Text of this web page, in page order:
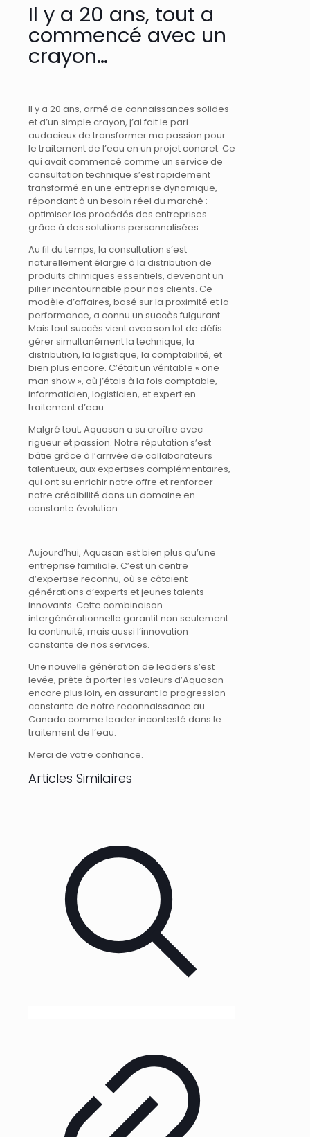
Il y a 20 ans, tout a
commencé avec un
crayon…
Il y a 20 ans, armé de connaissances solides
et d’un simple crayon, j’ai fait le pari
audacieux de transformer ma passion pour
le traitement de l’eau en un projet concret. Ce
qui avait commencé comme un service de
consultation technique s’est rapidement
transformé en une entreprise dynamique,
répondant à un besoin réel du marché :
optimiser les procédés des entreprises
grâce à des solutions personnalisées.
Au fil du temps, la consultation s’est
naturellement élargie à la distribution de
produits chimiques essentiels, devenant un
pilier incontournable pour nos clients. Ce
modèle d’affaires, basé sur la proximité et la
performance, a connu un succès fulgurant.
Mais tout succès vient avec son lot de défis :
gérer simultanément la technique, la
distribution, la logistique, la comptabilité, et
bien plus encore. C’était un véritable « one
man show », où j’étais à la fois comptable,
informaticien, logisticien, et expert en
traitement d’eau.
Malgré tout, Aquasan a su croître avec
rigueur et passion. Notre réputation s’est
bâtie grâce à l’arrivée de collaborateurs
talentueux, aux expertises complémentaires,
qui ont su enrichir notre offre et renforcer
notre crédibilité dans un domaine en
constante évolution.
Aujourd’hui, Aquasan est bien plus qu’une
entreprise familiale. C’est un centre
d’expertise reconnu, où se côtoient
générations d’experts et jeunes talents
innovants. Cette combinaison
intergénérationnelle garantit non seulement
la continuité, mais aussi l’innovation
constante de nos services.
Une nouvelle génération de leaders s’est
levée, prête à porter les valeurs d’Aquasan
encore plus loin, en assurant la progression
constante de notre reconnaissance au
Canada comme leader incontesté dans le
traitement de l’eau.
Merci de votre confiance.
Articles Similaires